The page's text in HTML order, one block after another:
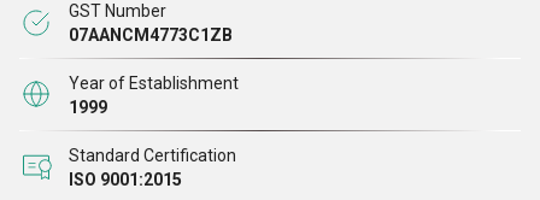
निर्माण स्थलों के लिए व्यक्तिगत सुरक्षा उपकरण (PPE)
PPE साइट पर काम के दौरान हर समय पहना जाना चाहिए। साइट पर मौजूद हर कर्मचारी
हेलमेट, रिफ्लेक्टिव जैकेट और सेफ्टी शूज़ कम से कम पहनने चाहिए
GST Number
07AANCM4773C1ZB
Year of Establishment
1999
Standard Certification
ISO 9001:2015